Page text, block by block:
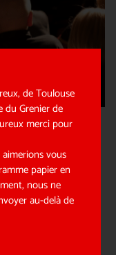
de Toulouse
du Grenier de
merci pour
vous
papier en
nous ne
au-delà de